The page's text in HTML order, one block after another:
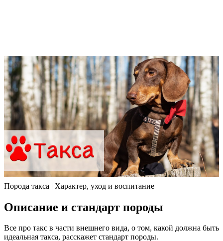
Порода такса | Характер, уход и воспитание
Описание и стандарт породы
Все про такс в части внешнего вида, о том, какой должна быть
идеальная такса, расскажет стандарт породы.